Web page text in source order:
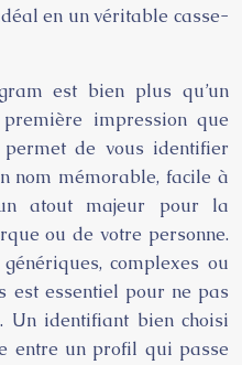
en un véritable casse-
est bien plus qu’un
impression que
permet de vous identifier
nom mémorable, facile à
atout majeur pour la
ou de votre personne.
complexes ou
est essentiel pour ne pas
Un identifiant bien choisi
entre un profil qui passe